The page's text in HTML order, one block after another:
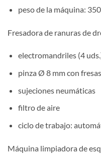
peso de la máquina:
Fresadora de ranuras de
electromandriles (4
pinza Ø 8 mm con
sujeciones neumáticas
filtro de aire
ciclo de trabajo:
Máquina limpiadora de